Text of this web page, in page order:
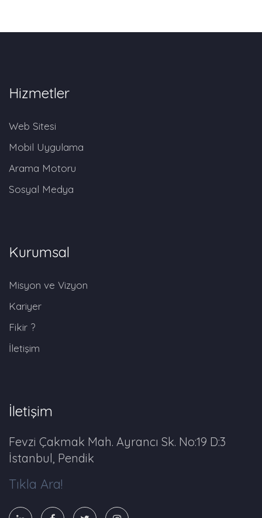
Hizmetler
Web Sitesi
Mobil Uygulama
Arama Motoru
Sosyal Medya
Kurumsal
Misyon ve Vizyon
Kariyer
Fikir ?
İletişim
İletişim
Fevzi Çakmak Mah. Ayrancı Sk. No:19 D:3
İstanbul, Pendik
Tıkla Ara!